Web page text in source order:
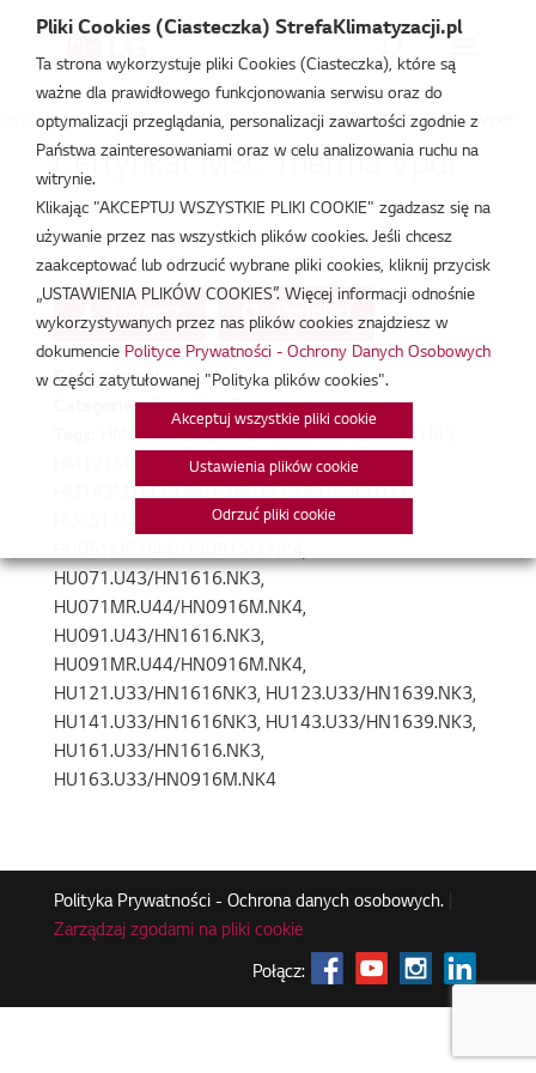
Strefa Klimatyzacji /Certyfikat Eurovent/Certyfikat MSC Therma V.pdf
Certyfikat MSC Therma V.pdf
lut 18, 2026
Pobierz Podgląd
File Type:pdf
Categories:Certyfikat Eurovent
HM051M.U43, HM071M.U43, HM091M.U43,
HM121M.U33, HM123M.U33, HM141M.U33,
HM143M.U33, HM161M.U33, HM163M.U33,
HU051.U43/HN1616.NK3,
HU071.U43/HN1616.NK3,
HU071MR.U44/HN0916M.NK4,
HU091.U43/HN1616.NK3,
HU091MR.U44/HN0916M.NK4,
HU121.U33/HN1616NK3, HU123.U33/HN1639.NK3,
HU141.U33/HN1616NK3, HU143.U33/HN1639.NK3,
HU161.U33/HN1616.NK3,
HU163.U33/HN0916M.NK4
Polityka Prywatności - Ochrona danych osobowych.|
Zarządzaj zgodami na pliki cookie
Połącz:
Pliki Cookies (Ciasteczka) StrefaKlimatyzacji.pl
Ta strona wykorzystuje pliki Cookies (Ciasteczka), które są
ważne dla prawidłowego funkcjonowania serwisu oraz do
optymalizacji przeglądania, personalizacji zawartości zgodnie z
Państwa zainteresowaniami oraz w celu analizowania ruchu na
witrynie.
Klikając "AKCEPTUJ WSZYSTKIE PLIKI COOKIE" zgadzasz się na
używanie przez nas wszystkich plików cookies. Jeśli chcesz
zaakceptować lub odrzucić wybrane pliki cookies, kliknij przycisk
„USTAWIENIA PLIKÓW COOKIES”. Więcej informacji odnośnie
wykorzystywanych przez nas plików cookies znajdziesz w
dokumencie Polityce Prywatności - Ochrony Danych Osobowych
w części zatytułowanej "Polityka plików cookies".
Akceptuj wszystkie pliki cookie
Ustawienia plików cookie
Odrzuć pliki cookie